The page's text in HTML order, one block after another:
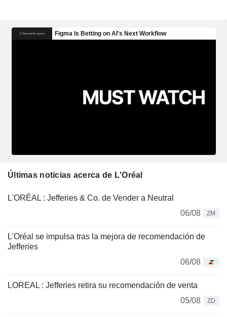
Últimas noticias acerca de L'Oréal
L'ORÉAL : Jefferies & Co. de Vender a Neutral
06/08
ZM
L'Oréal se impulsa tras la mejora de recomendación de
Jefferies
06/08
LOREAL : Jefferies retira su recomendación de venta
05/08
ZD